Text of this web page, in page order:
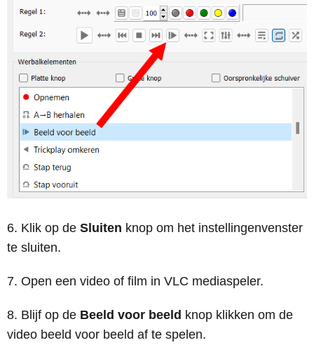
Klik op de Sluiten knop om het instellingenvenster
te sluiten.
Open een video of film in VLC mediaspeler.
Blijf op de Beeld voor beeld knop klikken om de
video beeld voor beeld af te spelen.